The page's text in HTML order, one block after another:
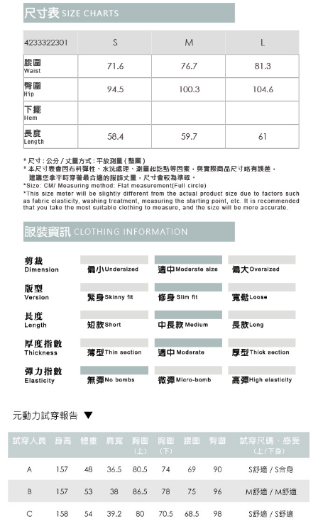
1.分期款項不併入電信帳單，「大哥付你分期」於每月結算日後寄送繳費提
醒簡訊。
2.透過簡訊連結打開帳單後，可選擇「超商條碼／台灣大直營門市／銀行轉
帳／街口支付／iPASS MONEY」等通路繳費。
【注意事項】
1.本服務係由「台灣大哥大股份有限公司」（以下簡稱本公司）所提供，讓
用戶於交易時，得透過本服務購買商品或服務，並由商店將買賣／分期付款
買賣價金債權讓與本公司後，依約使用本公司帳單繳交帳款。
2.基於同意付款使用「大哥付你分期」之契約關係目的，商店將以您的個人
資料（包含姓名、電話或地址）提供予台灣大哥大進項蒐集、處理及利用，
由本公司與您本人進行分期帳單所需資料之確認、核對及更正。
3.完整用戶服務條款，請詳閱以下連結：
【「AFTEE先享後付」結帳流程】
１．於結帳方式選擇「AFTEE先享後付」後，將跳轉至「AFTEE先享後付」
結帳頁面，進行簡訊認證並確認金額後，即可完成結帳。
３．收到繳費通知簡訊後14天內，點擊此簡訊中的連結，可透過四大超商／
ATM／網路銀行／等多元方式進行付款，方視為交易完成。
※ 請注意：結帳手續完成當下不需立刻繳費，但若您需要取消訂單，請聯絡
購買商品的店家。未經商家同意取消之訂單仍視為有效，需透過AFTEE先享
後付繳納相關費用。
※ 交易是否成功請以「AFTEE先享後付 」之結帳頁面顯示為準，若有關於
是否繳費成功／繳費後需取消欲退款等相關疑問，請聯繫「AFTEE先享後付
客戶支援中心」https://netprotections.freshdesk.com/support/home
【注意事項】
１．透過由恩沛科技股份有限公司提供之「AFTEE先享後付」服務完成之交
易，需依本服務之必要範圍內提供個人資料，並將交易相關給付款項請求債
２．關於個人資料處理事宜，請瀏覽以下網址：
https://aftee.tw/terms/#terms3
３．未成年的使用者請事先徵得法定代理人或監護人之同意方可使用
「AFTEE先享後付」，若未經同意申辦者引起之損失，本公司不負相關責
４．使用「AFTEE先享後付」時，將依據個別帳號之用戶狀況，依本公司即
請求用戶進行身份認證。
５．嚴禁一人註冊多個帳號或使用他人資訊註冊。若發現惡意使用之情形，
恩沛科技股份有限公司將有權停止該用戶之使用額度並採取法律行動。
付款後全家取貨
每筆NT$120，滿NT$2,500(含以上)免運費
萊爾富取貨付款
每筆NT$120，滿NT$2,500(含以上)免運費
付款後萊爾富取貨
每筆NT$120，滿NT$2,500(含以上)免運費
7-11取貨付款
每筆NT$120，滿NT$2,500(含以上)免運費
付款後7-11取貨
每筆NT$120，滿NT$2,500(含以上)免運費
宅配
每筆NT$120，滿NT$2,500(含以上)免運費
宅配離島
每筆NT$120，滿NT$2,500(含以上)免運費
付款後門市自取
免運費
海外配送 查看運費